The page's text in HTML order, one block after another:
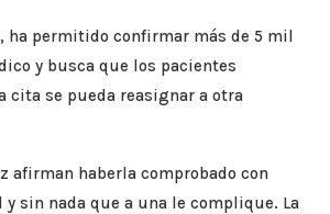
ha permitido confirmar más de 5 mil
y busca que los pacientes
cita se pueda reasignar a otra
afirman haberla comprobado con
sin nada que a una le complique. La